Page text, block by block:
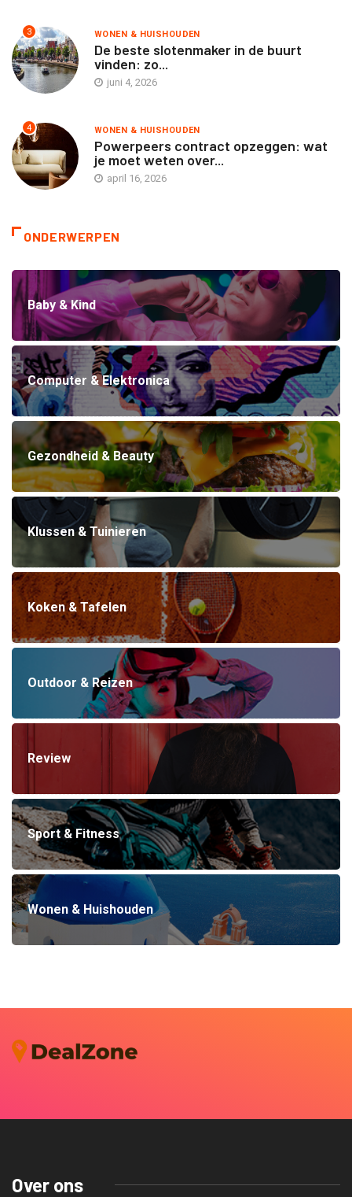
3 WONEN & HUISHOUDEN
De beste slotenmaker in de buurt
vinden: zo...
juni 4, 2026
4 WONEN & HUISHOUDEN
Powerpeers contract opzeggen: wat
je moet weten over...
april 16, 2026
ONDERWERPEN
Baby & Kind
Computer & Elektronica
Gezondheid & Beauty
Klussen & Tuinieren
Koken & Tafelen
Outdoor & Reizen
Review
Sport & Fitness
Wonen & Huishouden
Over ons